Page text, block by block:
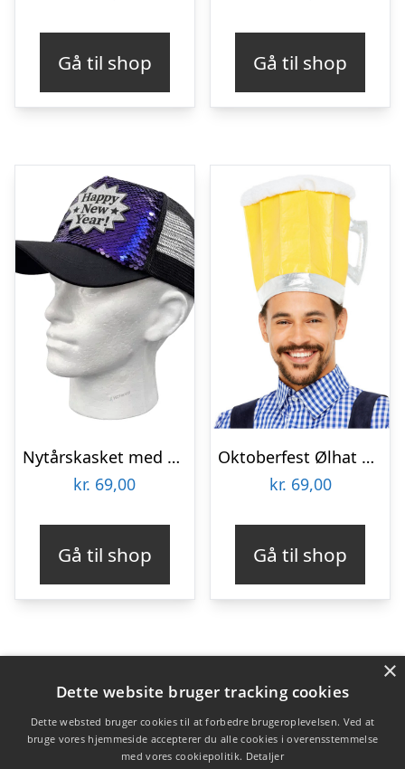
Gå til shop Gå til shop
Nytårskasket med palietter – LILLA
kr. 69,00
Gå til shop
Oktoberfest Ølhat Gul
kr. 69,00
Gå til shop
Varekategorier
Produkter
×
Dette website bruger tracking cookies
Dette websted bruger cookies til at forbedre brugeroplevelsen. Ved at
bruge vores hjemmeside accepterer du alle cookies i overensstemmelse
med vores cookiepolitik. Detaljer